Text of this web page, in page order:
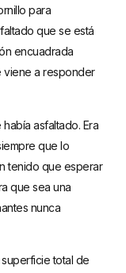
para
que se está
encuadrada
viene a responder
asfaltado. Era
que lo
tenido que esperar
que sea una
nunca
total de